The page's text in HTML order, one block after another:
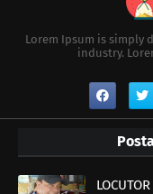
Lorem Ipsum is simply
industry.